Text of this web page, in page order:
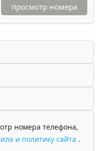
просмотр номера
номера телефона,
и политику сайта .